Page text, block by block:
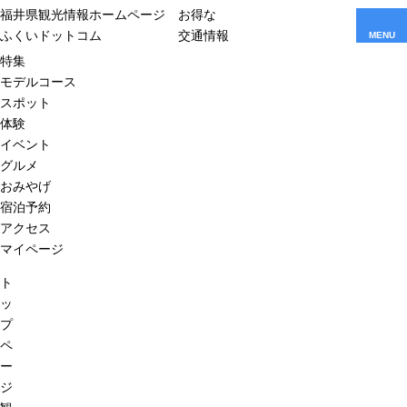
福井県観光情報ホームページ
ふくいドットコム
お得な
交通情報
MENU
特集
モデルコース
スポット
体験
イベント
グルメ
おみやげ
宿泊予約
アクセス
マイページ
ト
ッ
プ
ペ
ー
ジ